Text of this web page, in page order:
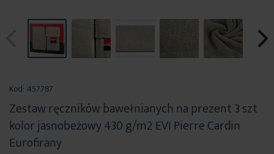
początek
galerii
Kod: 457787
Zestaw ręczników bawełnianych na prezent 3 szt
kolor jasnobeżowy 430 g/m2 EVI Pierre Cardin
Eurofirany